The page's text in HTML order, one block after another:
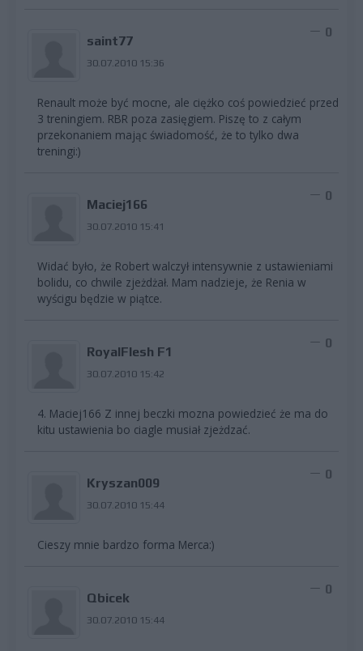
saint77
30.07.2010 15:36
0
Renault może być mocne, ale ciężko coś powiedzieć przed
3 treningiem. RBR poza zasięgiem. Piszę to z całym
przekonaniem mając świadomość, że to tylko dwa
treningi:)
Maciej166
30.07.2010 15:41
0
Widać było, że Robert walczył intensywnie z ustawieniami
bolidu, co chwile zjeżdżał. Mam nadzieje, że Renia w
wyścigu będzie w piątce.
RoyalFlesh F1
30.07.2010 15:42
0
4. Maciej166 Z innej beczki mozna powiedzieć że ma do
kitu ustawienia bo ciagle musiał zjeżdzać.
Kryszan009
30.07.2010 15:44
0
Cieszy mnie bardzo forma Merca:)
Qbicek
30.07.2010 15:44
0